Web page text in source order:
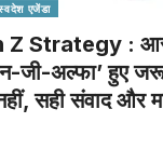
एजेंडा
Z Strategy :
जी-अल्फा’ हुए
सही संवाद और